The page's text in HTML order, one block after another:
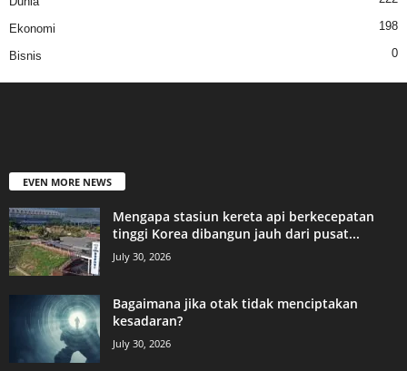
Ekonomi 198
Bisnis 0
EVEN MORE NEWS
Mengapa stasiun kereta api berkecepatan
tinggi Korea dibangun jauh dari pusat...
July 30, 2026
Bagaimana jika otak tidak menciptakan
kesadaran?
July 30, 2026